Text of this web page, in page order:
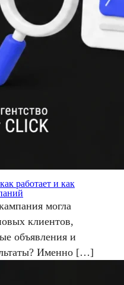
работает и как
могла
клиентов,
объявления и
Именно […]